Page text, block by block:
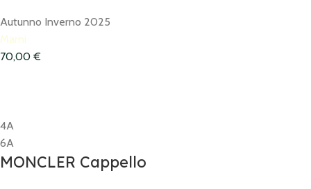
Autunno Inverno 2025
Marni
70,00 €
4A
6A
MONCLER Cappello